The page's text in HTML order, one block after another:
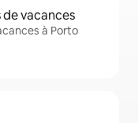
vacances
à Porto